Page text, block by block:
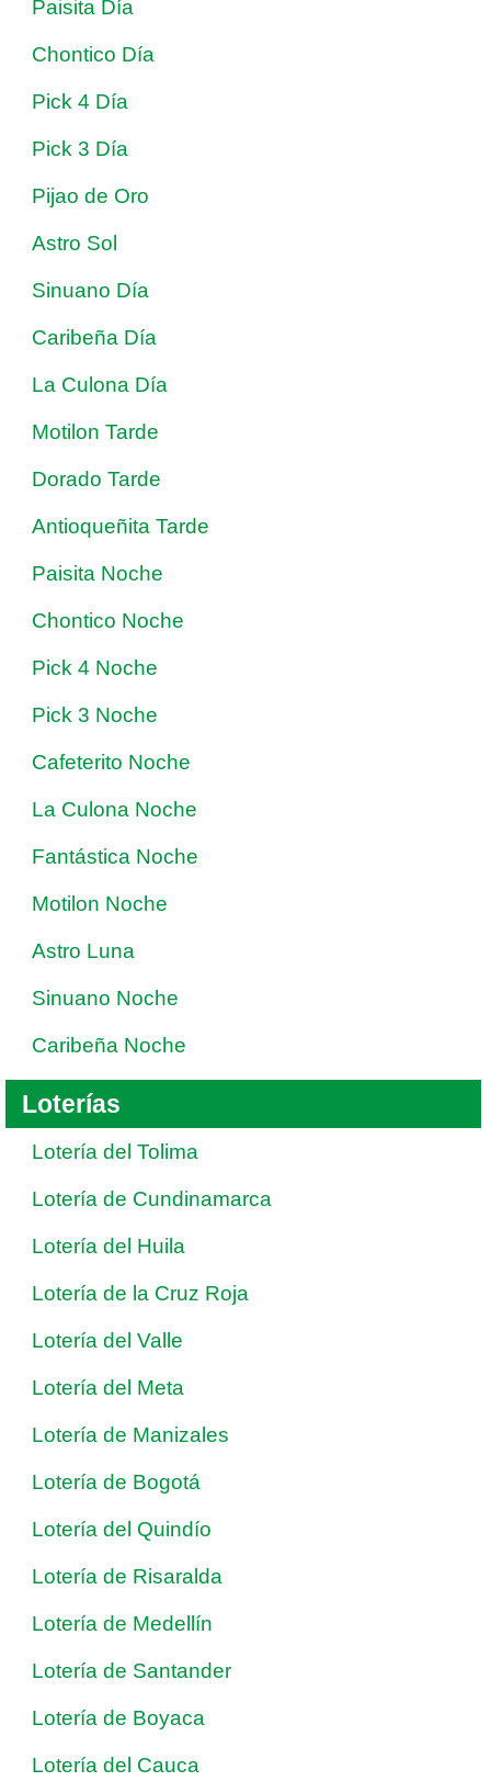
Paisita Día
Chontico Día
Pick 4 Día
Pick 3 Día
Pijao de Oro
Astro Sol
Sinuano Día
Caribeña Día
La Culona Día
Motilon Tarde
Dorado Tarde
Antioqueñita Tarde
Paisita Noche
Chontico Noche
Pick 4 Noche
Pick 3 Noche
Cafeterito Noche
La Culona Noche
Fantástica Noche
Motilon Noche
Astro Luna
Sinuano Noche
Caribeña Noche
Loterías
Lotería del Tolima
Lotería de Cundinamarca
Lotería del Huila
Lotería de la Cruz Roja
Lotería del Valle
Lotería del Meta
Lotería de Manizales
Lotería de Bogotá
Lotería del Quindío
Lotería de Risaralda
Lotería de Medellín
Lotería de Santander
Lotería de Boyaca
Lotería del Cauca